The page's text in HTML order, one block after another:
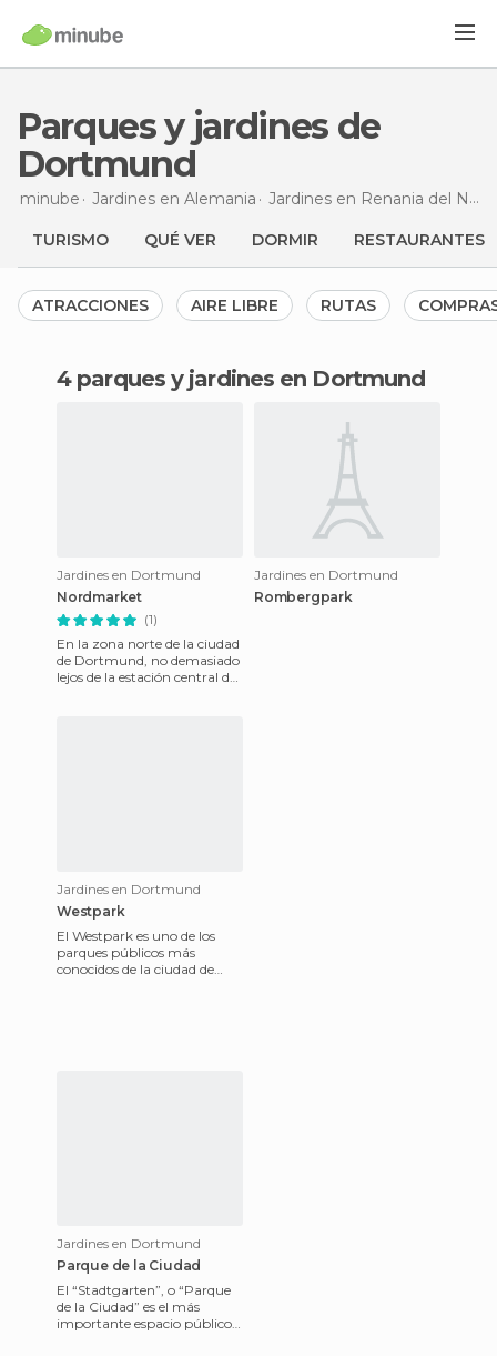
Parques y jardines de
Dortmund
minube Jardines en Alemania Jardines en Renania del Norte-Westfalia
TURISMO QUÉ VER DORMIR RESTAURANTES
ATRACCIONES AIRE LIBRE RUTAS
4 parques y jardines en Dortmund
Jardines en Dortmund
Nordmarket
(1)
En la zona norte de la ciudad
de Dortmund, no demasiado
lejos de la estación central de
Jardines en Dortmund
Rombergpark
Jardines en Dortmund
Westpark
El Westpark es uno de los
parques públicos más
conocidos de la ciudad de
Jardines en Dortmund
Parque de la Ciudad
El “Stadtgarten”, o “Parque
de la Ciudad” es el más
importante espacio público